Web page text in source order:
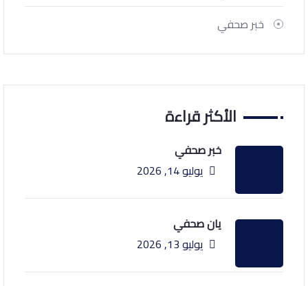
خبر صحفي
الأكثر قراءة
خبر صحفي
يوليو 14, 2026
يان صحفي
يوليو 13, 2026